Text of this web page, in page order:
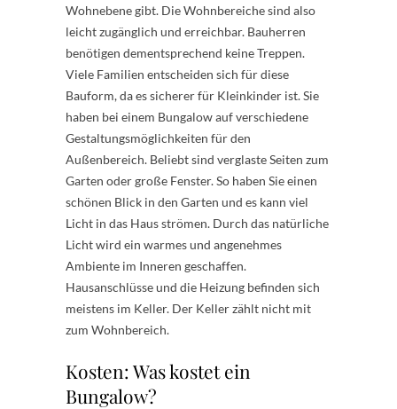
Wohnebene gibt. Die Wohnbereiche sind also
leicht zugänglich und erreichbar. Bauherren
benötigen dementsprechend keine Treppen.
Viele Familien entscheiden sich für diese
Bauform, da es sicherer für Kleinkinder ist. Sie
haben bei einem Bungalow auf verschiedene
Gestaltungsmöglichkeiten für den
Außenbereich. Beliebt sind verglaste Seiten zum
Garten oder große Fenster. So haben Sie einen
schönen Blick in den Garten und es kann viel
Licht in das Haus strömen. Durch das natürliche
Licht wird ein warmes und angenehmes
Ambiente im Inneren geschaffen.
Hausanschlüsse und die Heizung befinden sich
meistens im Keller. Der Keller zählt nicht mit
zum Wohnbereich.
Kosten: Was kostet ein
Bungalow?